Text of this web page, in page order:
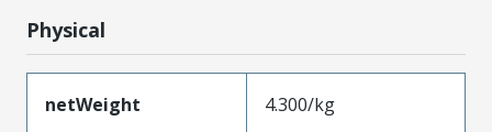
Physical
netWeight 4.300/kg